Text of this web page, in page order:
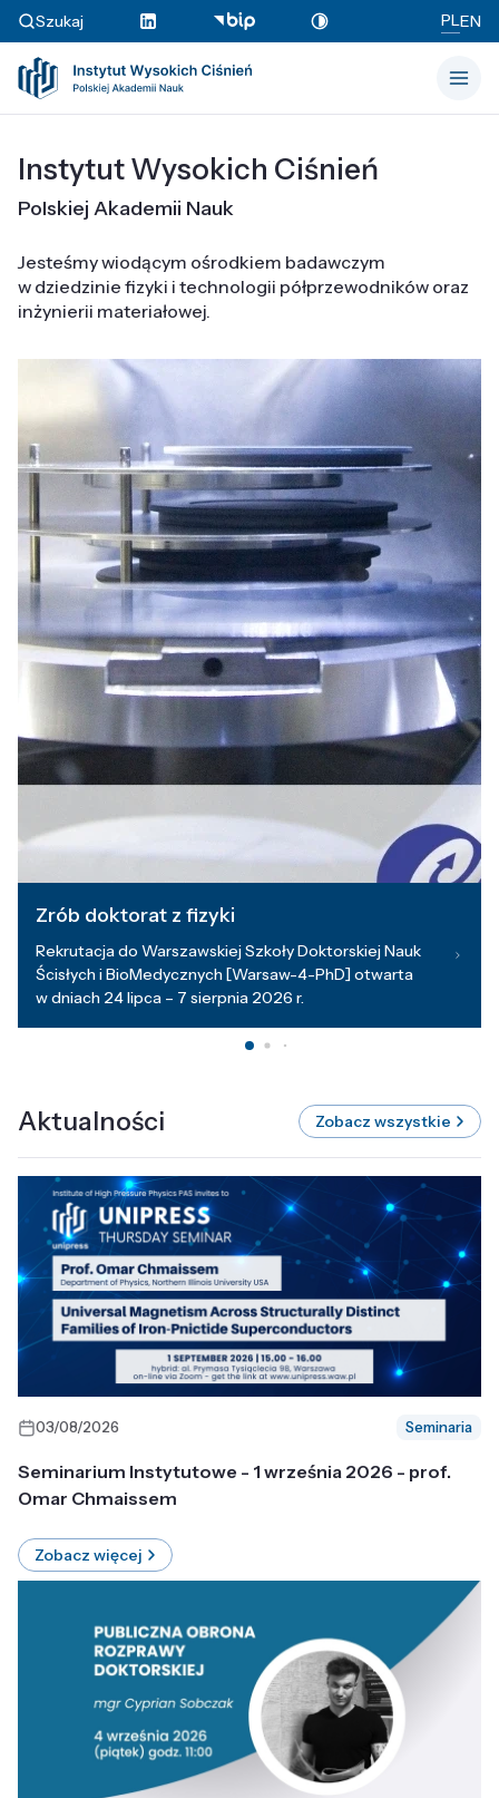
Szukaj PLEN
Instytut Wysokich Ciśnień
Polskiej Akademii Nauk
Jesteśmy wiodącym ośrodkiem badawczym
w dziedzinie fizyki i technologii półprzewodników oraz
inżynierii materiałowej.
Zrób doktorat z fizyki
Rekrutacja do Warszawskiej Szkoły Doktorskiej Nauk
Ścisłych i BioMedycznych [Warsaw-4-PhD] otwarta
w dniach 24 lipca – 7 sierpnia 2026 r.
Aktualności Zobacz wszystkie
03/08/2026 Seminaria
Seminarium Instytutowe - 1 września 2026 - prof.
Omar Chmaissem
Zobacz więcej